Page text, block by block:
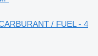
/ FUEL - 4